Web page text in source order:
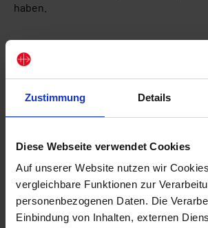
Zustimmung Details
Diese Webseite verwendet Cookies
Auf unserer Website nutzen wir
vergleichbare Funktionen zur
personenbezogenen Daten. Die
Einbindung von Inhalten, externen
haben.